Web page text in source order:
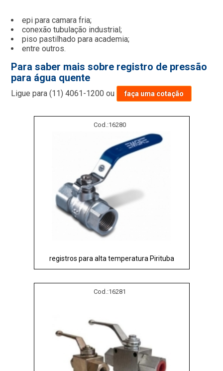
epi para camara fria;
conexão tubulação industrial;
piso pastilhado para academia;
entre outros.
Para saber mais sobre registro de pressão
para água quente
Ligue para(11) 4061-1200 ou faça uma cotação
Cod.:16280
registros para alta temperatura Pirituba
Cod.:16281